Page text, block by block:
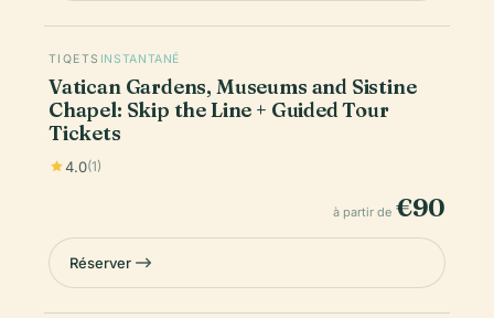
TIQETS INSTANTANÉ
Vatican Gardens, Museums and Sistine
Chapel: Skip the Line + Guided Tour
Tickets
4.0(1)
à partir de €90
Réserver